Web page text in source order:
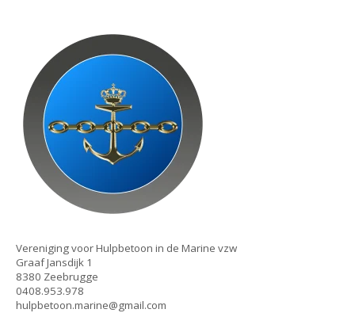
Vereniging voor Hulpbetoon in de Marine vzw
Graaf Jansdijk 1
8380 Zeebrugge
0408.953.978
hulpbetoon.marine@gmail.com